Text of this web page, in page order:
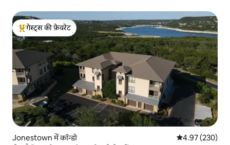
गेस्ट्स का टॉप फ़ेवरेट
गेस्ट्स की फ़ेवरेट
Jonestown में कॉन्डो औसत रेटिंग 5 में से
4.97 (230)